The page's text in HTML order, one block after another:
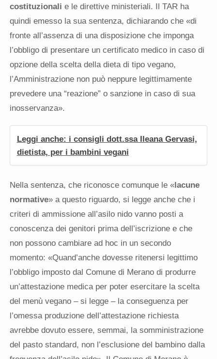
costituzionali e le direttive ministeriali. Il TAR ha
quindi emesso la sua sentenza, dichiarando che «di
fronte all’assenza di una disposizione che imponga
l’obbligo di presentare un certificato medico in caso di
opzione della scelta della dieta di tipo vegano,
l’Amministrazione non può neppure legittimamente
prevedere una “reazione” o sanzione in caso di sua
inosservanza».
Leggi anche: i consigli dott.ssa Ileana Gervasi,
dietista, per i bambini vegani
Nella sentenza, che riconosce comunque le «lacune
normative» a questo riguardo, si legge anche che i
criteri di ammissione all’asilo nido vanno posti a
conoscenza dei genitori prima dell’iscrizione e che
non possono cambiare ad hoc in un secondo
momento: «Quand’anche dovesse ritenersi legittimo
l’obbligo imposto dal Comune di Merano di produrre
un’attestazione medica per poter esercitare la scelta
del menù vegano – si legge – la conseguenza per
l’omessa produzione dell’attestazione richiesta
avrebbe dovuto essere, semmai, la somministrazione
del pasto standard, non l’esclusione del bambino dalla